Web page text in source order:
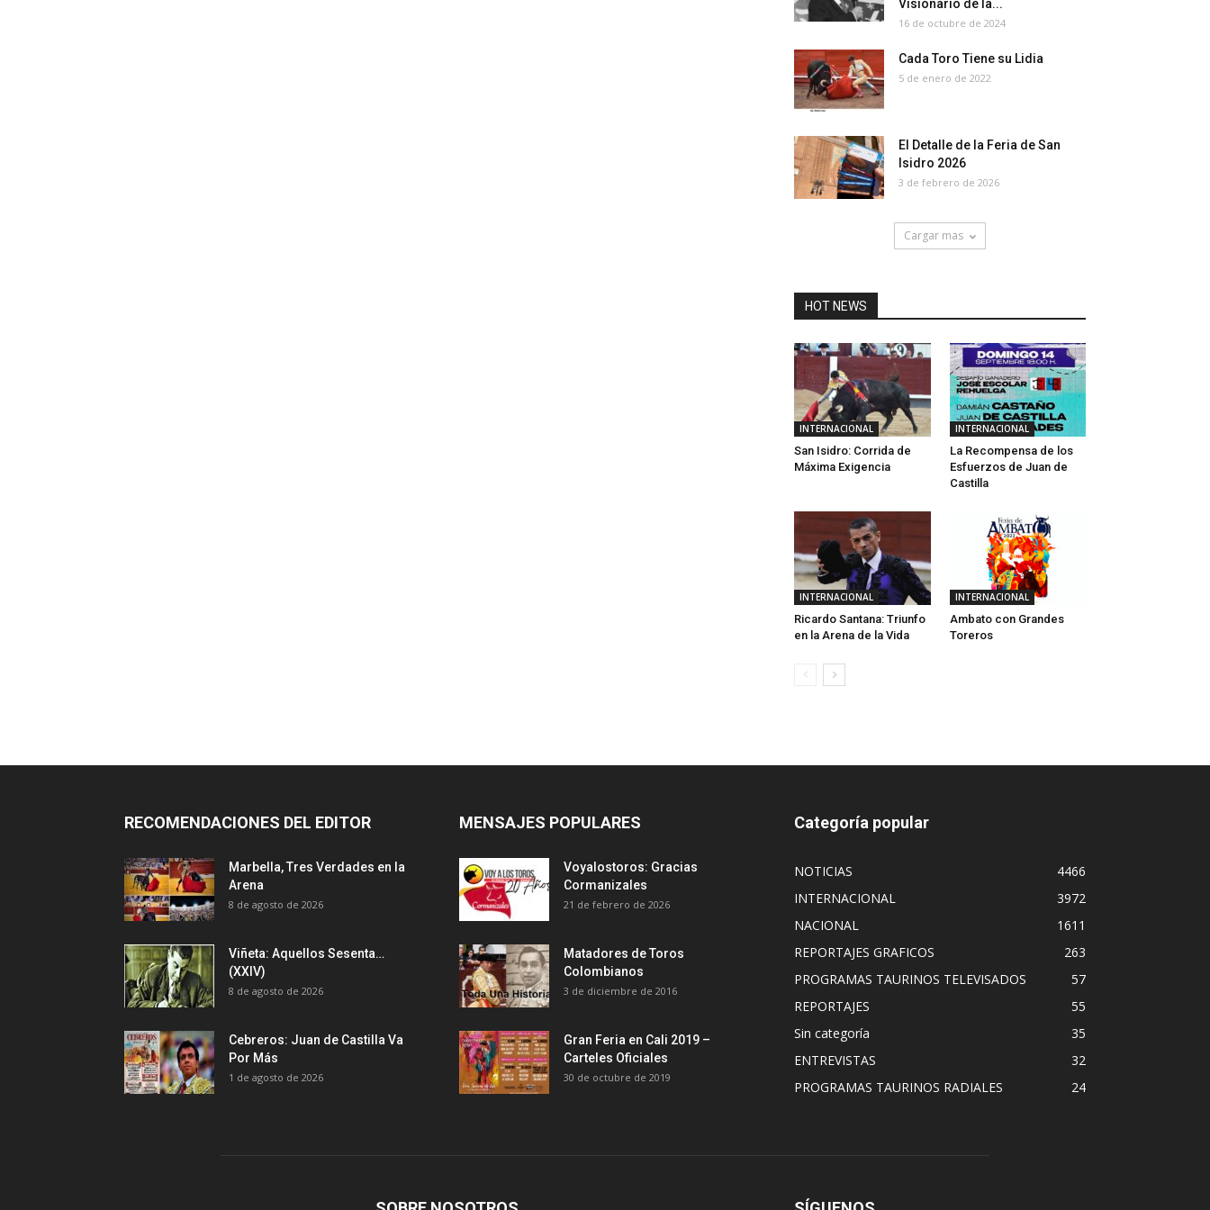
Visionario de la...
16 de octubre de 2024
Cada Toro Tiene su Lidia
5 de enero de 2022
El Detalle de la Feria de San
Isidro 2026
3 de febrero de 2026
Cargar mas
HOT NEWS
INTERNACIONAL
San Isidro: Corrida de
Máxima Exigencia
INTERNACIONAL
La Recompensa de los
Esfuerzos de Juan de
Castilla
INTERNACIONAL
Ricardo Santana: Triunfo
en la Arena de la Vida
INTERNACIONAL
Ambato con Grandes
Toreros
RECOMENDACIONES DEL EDITOR
Marbella, Tres Verdades en la
Arena
8 de agosto de 2026
Viñeta: Aquellos Sesenta…
(XXIV)
8 de agosto de 2026
Cebreros: Juan de Castilla Va
Por Más
1 de agosto de 2026
MENSAJES POPULARES
Voyalostoros: Gracias
Cormanizales
21 de febrero de 2026
Matadores de Toros
Colombianos
3 de diciembre de 2016
Gran Feria en Cali 2019 –
Carteles Oficiales
30 de octubre de 2019
Categoría popular
NOTICIAS
4466
INTERNACIONAL
3972
NACIONAL
1611
REPORTAJES GRAFICOS
263
PROGRAMAS TAURINOS TELEVISADOS
57
REPORTAJES
55
Sin categoría
35
ENTREVISTAS
32
PROGRAMAS TAURINOS RADIALES
24